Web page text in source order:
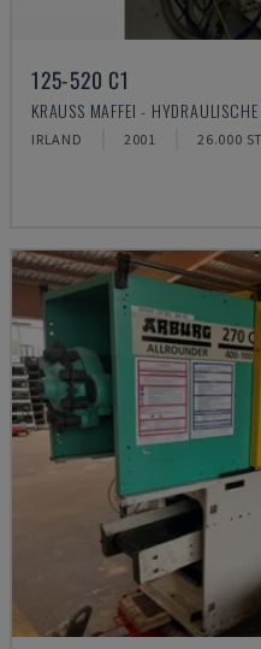
125-520 C1
KRAUSS MAFFEI - HYDRAULISCHE
IRLAND 2001 26.000